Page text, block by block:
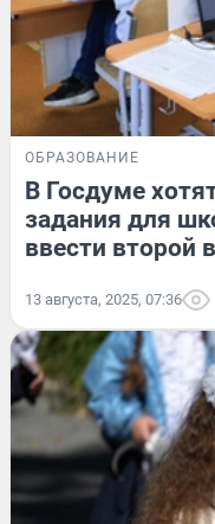
ОБРАЗОВАНИЕ
В Госдуме
задания для
ввести второй
13 августа, 2025, 07:36